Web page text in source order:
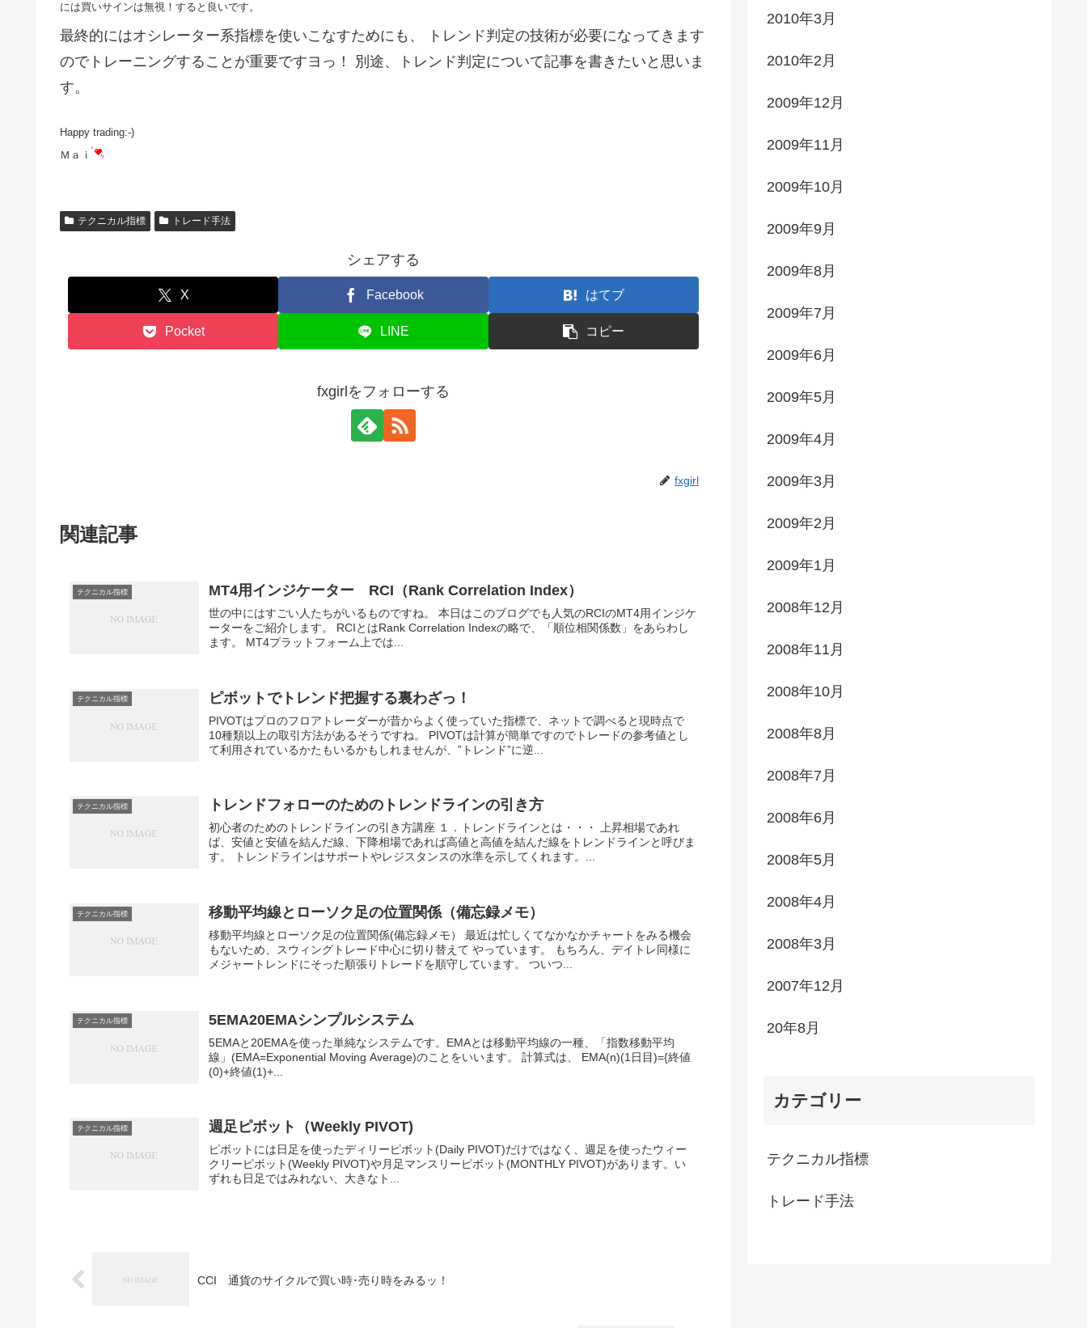
には買いサインは無視！すると良いです。
最終的にはオシレーター系指標を使いこなすためにも、 トレンド判定の技術が必要になってきます
のでトレーニングすることが重要ですヨっ！ 別途、トレンド判定について記事を書きたいと思いま
す。
Happy trading:-)
Ｍａｉ
テクニカル指標 トレード手法
シェアする
X Facebook はてブ
Pocket LINE コピー
fxgirlをフォローする
fxgirl
関連記事
テクニカル指標 MT4用インジケーター RCI（Rank Correlation Index）
世の中にはすごい人たちがいるものですね。 本日はこのブログでも人気のRCIのMT4用インジケ
ーターをご紹介します。 RCIとはRank Correlation Indexの略で、「順位相関係数」をあらわし
ます。 MT4プラットフォーム上では...
テクニカル指標 ピボットでトレンド把握する裏わざっ！
PIVOTはプロのフロアトレーダーが昔からよく使っていた指標で、ネットで調べると現時点で
10種類以上の取引方法があるそうですね。 PIVOTは計算が簡単ですのでトレードの参考値とし
て利用されているかたもいるかもしれませんが、”トレンド”に逆...
テクニカル指標 トレンドフォローのためのトレンドラインの引き方
初心者のためのトレンドラインの引き方講座 １．トレンドラインとは・・・ 上昇相場であれ
ば、安値と安値を結んだ線、下降相場であれば高値と高値を結んだ線をトレンドラインと呼びま
す。 トレンドラインはサポートやレジスタンスの水準を示してくれます。...
テクニカル指標 移動平均線とローソク足の位置関係（備忘録メモ）
移動平均線とローソク足の位置関係(備忘録メモ） 最近は忙しくてなかなかチャートをみる機会
もないため、スウィングトレード中心に切り替えて やっています。 もちろん、デイトレ同様に
メジャートレンドにそった順張りトレードを順守しています。 ついつ...
テクニカル指標 5EMA20EMAシンプルシステム
5EMAと20EMAを使った単純なシステムです。EMAとは移動平均線の一種、「指数移動平均
線」(EMA=Exponential Moving Average)のことをいいます。 計算式は、 EMA(n)(1日目)={終値
(0)+終値(1)+...
テクニカル指標 週足ピボット（Weekly PIVOT)
ピボットには日足を使ったディリーピボット(Daily PIVOT)だけではなく、週足を使ったウィー
クリーピボット(Weekly PIVOT)や月足マンスリーピボット(MONTHLY PIVOT)があります。い
ずれも日足ではみれない、大きなト...
CCI 通貨のサイクルで買い時･売り時をみるッ！
2010年3月
2010年2月
2009年12月
2009年11月
2009年10月
2009年9月
2009年8月
2009年7月
2009年6月
2009年5月
2009年4月
2009年3月
2009年2月
2009年1月
2008年12月
2008年11月
2008年10月
2008年8月
2008年7月
2008年6月
2008年5月
2008年4月
2008年3月
2007年12月
20年8月
カテゴリー
テクニカル指標
トレード手法